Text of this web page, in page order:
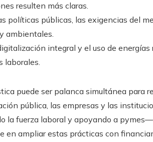
resulten más claras.
políticas públicas, las exigencias del
ambientales.
integral y el uso de energías
laborales.
puede ser palanca simultánea para
pública, las empresas y las
la fuerza laboral y apoyando a
en ampliar estas prácticas con